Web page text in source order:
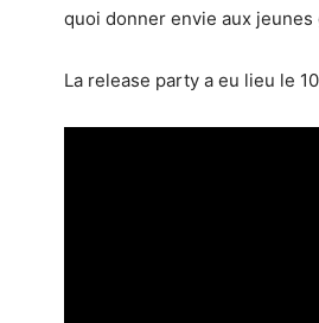
quoi donner envie aux
La release party a eu lieu le